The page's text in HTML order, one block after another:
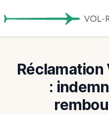
: